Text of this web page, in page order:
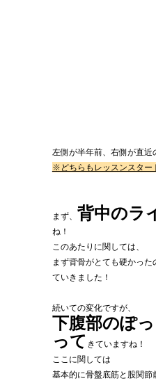
左側が半年前、右側が直近
※どちらもレッスンスター
まず、 背中のラ
ね！
このあたりに関しては、
まず背骨がとても硬かっ
ていきました！
続いての変化ですが、
下腹部のぽ
って きていますね！
ここに関しては
基本的に骨盤底筋と股関